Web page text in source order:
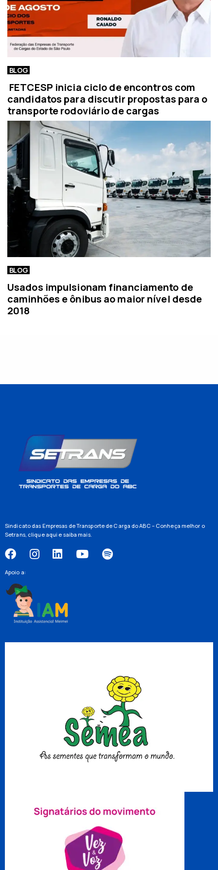
BLOG
FETCESP inicia ciclo de encontros com
candidatos para discutir propostas para o
transporte rodoviário de cargas
BLOG
Usados impulsionam financiamento de
caminhões e ônibus ao maior nível desde
2018
Sindicato das Empresas de Transporte de Carga do ABC – Conheça melhor o
Setrans, clique aqui e saiba mais.
Apoio a: